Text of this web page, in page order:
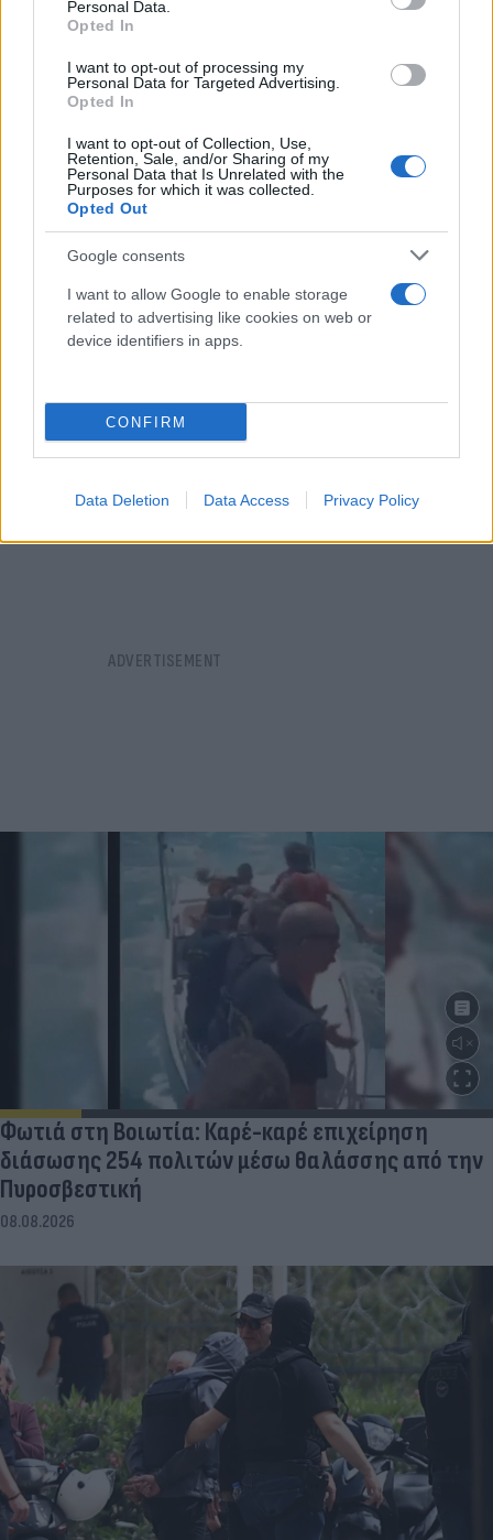
Personal Data.
Opted In
I want to opt-out of processing my
Personal Data for Targeted Advertising.
Opted In
I want to opt-out of Collection, Use,
Retention, Sale, and/or Sharing of my
Personal Data that Is Unrelated with the
Purposes for which it was collected.
Opted Out
Google consents
I want to allow Google to enable storage
related to advertising like cookies on web or
device identifiers in apps.
CONFIRM
Data Deletion Data Access Privacy Policy
νέο κύμα ισχυρών ανέμων - Συνεδρίασε η
Επιτροπή Κινδύνου
Φωτιά στη Βοιωτία: Καρέ-καρέ επιχείρηση
διάσωσης 254 πολιτών μέσω θαλάσσης από την
Πυροσβεστική
08.08.2026